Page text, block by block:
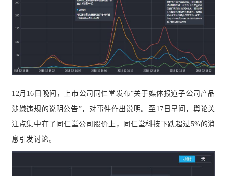
12 月16日晚间，上市公司同仁堂发布“关于媒体报道子公司产品
涉嫌违规的说明公告”，对事件作出说明。至17日早间，舆论关
注点集中在了同仁堂公司股价上，同仁堂科技下跌超过5%的消
息引发讨论。